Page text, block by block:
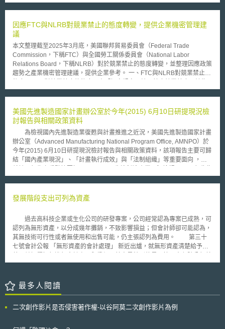
等多項違反《一般資料保護規則》（General Data Protection Regulation,
次事件係因該公司聲稱庫房商品失竊率增加，遂於2023年8月在兩處庫房安
裝5台外觀形似煙霧偵測器但可錄音的攝影機，但員工並未事前知悉。然
而，攝影機於裝設後數週即被員工發現，並在2023年9月被拆除而停止運
作。CNIL之所以介入，係因2023年11月經媒體報導及後續申訴事件引發關
注，進而啟動稽查程序。以下為CNIL認定本案的主要違規事項： 1.違反公
平、透明與可歸責性（GDPR Art. 5(1)(a)、5(2)）：隱藏式攝影機設計使員
工難以察覺且未予以告知；該公司未完成事前分析或影響評估、未妥善文件
（GDPR Art.5(1)(c)）：攝影機具備「收音」功能，導致員工私領域對話等
立個資侵害通報與紀錄（GDPR Art. 33(1)、33(5)）：員工拆除設備時留存
載有錄影錄音內容的SD卡，公司在知悉後未於法定時限內通報並建檔紀
錄；CNIL指出此類「失去對載體控制」情形並無任何模糊空間，且因其中
內含員工影音資料，對自由權具有風險，依法應通報。 4.個人資料保護長
（Data Protection Officer, DPO）未及時參與（GDPR Art. 38(1)）：DPO
直至該攝影機拆除後才被告知，未能於事前提供風險控管與審酌是否符合法
規範建議，而違反應「適時、適當參與」之要求。 本案可視為CNIL對職場
監視劃出的紅線警告，雇主即使基於特定目的而採用不易察覺的監視措施，
仍須在保護財產和人身安全的目標，與保護員工隱私間取得合理平衡，例
如：蒐集期間具有「暫時性」；蒐集範圍最小化，無不必要收音等較小侵害
手段；並應讓組織的DPO事前參與把關，完成比例性分析與風險評估，否則
流程，避免因誤判或延誤而使單一事件擴大成多重違規與裁罰風險。
因應FTC與NLRB對競業禁止的態度轉變，提供企業機密管理建
議
本文整理截至2025年3月底，美國聯邦貿易委員會（Federal Trade
Commission，下稱FTC）與全國勞工關係委員會（National Labor
Relations Board，下稱NLRB）對於競業禁止的態度轉變，並整理因應政策
趨勢之產業機密管理建議，提供企業參考。 一、FTC與NLRB對競業禁止的
「針對不合理的競業禁止進行個案調查」 （1）由Lina Khan（前FTC主
本的規定（以下稱「最終規定」）。最終規定要求大部分情況下，禁止企業
與員工簽訂競業禁止契約。 其後，美國有3案挑戰FTC最終規定： 在ATS
Tree Services, LLC v. FTC案，賓州法院於2024年7月同意FTC有權禁止其
認為屬於不公平競爭的行為（競業禁止）；而在另外兩案結果則相反，在
Properties of the Villages, Inc. v. FTC案，佛州法院於2024年8月認定訴訟
原告（房地產開發商）不受FTC最終規定的影響；而Ryan LLC v. FTC案，
2024年7月德州法院更以FTC之立法範圍逾越其職權為由，於全國範圍認定
進展為，由Andrew Ferguson（現任FTC主席）主導的FTC，於2025年3月
（appeal in abeyance for 120 days）」。動議均已獲法院批准。 （2）此
Labor Task Force）」，並發布備忘錄說明FTC將繼續關注反競爭行為，例
如：公司與員工間的競業禁止契約、公司間互不招攬（人才）契約等。
即，可見FTC態度由「原則上禁止簽訂競業禁止契約」，轉為「依個案起訴
其認為不合理的競業禁止契約」。 2. NLRB對競業禁止的態度：由「針對要
求員工簽訂競業禁止的個案進行調查」轉為「將競業禁止行為排除調查範
圍」 （1）NLRB為獨立的聯邦政府機構，由主任檢查官負責調查、起訴勞
拘束力的GC 25-01備忘錄，其依循自己在2023年5月所發布的GC 23–08備
忘錄中強調「過於寬泛的競業禁止契約，限制員工流動性，違反《國家勞工
pay）條款』侵害員工依NLRA所享有的權利」。並說明Jennifer Abruzzo欲
條款的雇主」。 （2）現任的NLRB代理主任檢察官William B. Cowen於
美國先進製造國家計畫辦公室於今年(2015) 6月10日研提現況檢
討報告與相關政策資料
為檢視國內先進製造業復甦與計畫推進之近況，美國先進製造國家計畫
辦公室（Advanced Manufacturing National Program Office, AMNPO）於
今年(2015) 6月10日研提現況檢討報告與相關政策資料，該項報告主要可歸
結「國內產業現況」、「計畫執行成效」與「法制組織」等重要面向 ，茲
出美國目前正喪失在先進產品領域全球領導地位，在進出口貿易呈現嚴重赤
科研端到市場端仍存有落差。 (二)先進製造領域已設立45個研發創新中心：
術研究聯盟、企業和區域管理機構所組成專注於扶持區域具經濟優勢之新興
技術研發，發展在地技術能量。先進製造領域，截至目前為止，已設立45個
研發創新中心。除透過研發創新中心之扶持外，另可透過中心之設立選定各
該重點關鍵技術發展，間接培育美國各區域之先進製造技術之專業領域。美
國境內研究型大學或非營利組織皆得提案申請，而獲選之區域創新研究機構
發展階段支出可列為資產
過去高科技企業或生化公司的研發專案，公司經常認為專案已成熟，可
認列為無形資產，以分成幾年攤銷，不致影響損益；但會計師卻可能認為，
其無技術可行性或者無使用和出售可能，仍主張認列為費用。 第三十
七號會計公報 「無形資產的會計處理」 新近出爐，就無形資產清楚給予定
次區分「研究」和「發展」階段的不同，發展階段有可能資本化。資本化最
損益表也將更為精準。 舉例來說，生化、製藥業者因研究期很長，所
有研發期間的投入，過去都須列為費用，導致獲利被明顯稀釋；未來根據三
損益表上費用項目，就不會那麼高， 因此，「發展」階段可列為資產，有
最多人閱讀
二次創作影片是否侵害著作權-以谷阿莫二次創作影片為例